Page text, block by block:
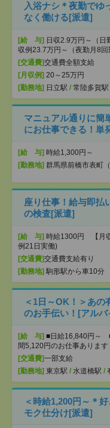
入浴ナシ＊夜勤でゆ
なく働ける[派遣]
[給 与] 日収2.9万円～（
収例23.7万円～（夜勤月8回
[交通費]交通費全額支給
[月収例] 20～25万円
[勤務地] 日立駅 / 常陸多賀駅
マニュアル通りに簡
にお仕事できる！
[給 与] 時給1,300円～
[勤務地] 群馬県前橋市表町
座り仕事！給与即払
の検査[派遣]
[給 与] 時給1300円 【月
例21日実働)
[交通費]交通費支給有り
[勤務地] 駒形駅から車10分
＜1日～OK！＞あの
のお手伝い！[アルバ
[給 与] ■日給16,840円～
間5,120円のお仕事あります
[交通費]一部支給
[勤務地] 東京駅 / 水道橋駅 /
＜時給1,200円～＊
モク仕分け[派遣]